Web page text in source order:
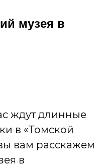
музея в
ждут длинные
в «Томской
вам расскажем
в